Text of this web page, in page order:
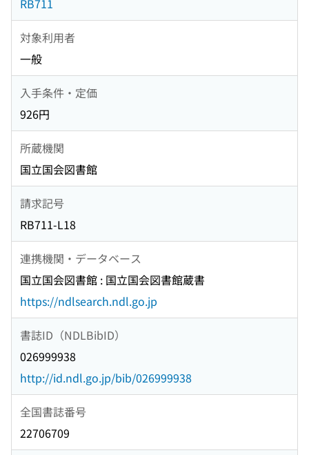
RB711
対象利用者
一般
入手条件・定価
926円
所蔵機関
国立国会図書館
請求記号
RB711-L18
連携機関・データベース
国立国会図書館 : 国立国会図書館蔵書
https://ndlsearch.ndl.go.jp
書誌ID（NDLBibID）
026999938
http://id.ndl.go.jp/bib/026999938
全国書誌番号
22706709